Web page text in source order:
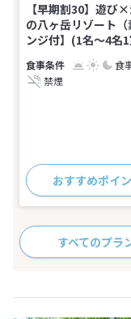
【早期割30】遊び
の八ヶ岳リゾート
ンジ付】(1名～4名
食
禁煙
おすすめポイ
すべてのプラ